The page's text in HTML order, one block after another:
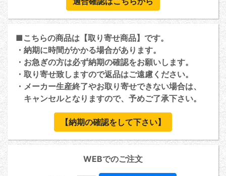
■こちらの商品は【取り寄せ商品】です。
・納期に時間がかかる場合があります。
・お急ぎの方は必ず納期の確認をお願いします。
・取り寄せ致しますので返品はご遠慮ください。
・メーカー生産終了やお取り寄せできない場合は、
キャンセルとなりますので、予めご了承下さい。
【納期の確認をして下さい】
WEBでのご注文